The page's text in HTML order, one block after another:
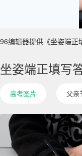
96编辑器提供《坐姿端
坐姿端正填写
高考图片 父亲